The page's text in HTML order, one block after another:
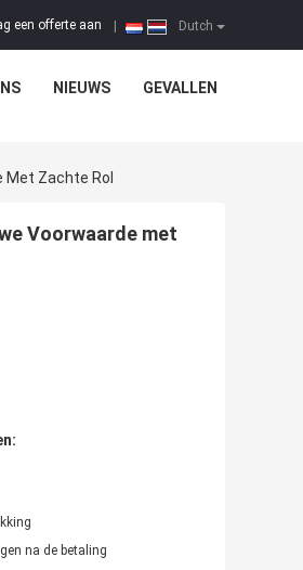
Dutch
een offerte aan
NIEUWS GEVALLEN
Met Zachte Rol
Voorwaarde met
na de betaling